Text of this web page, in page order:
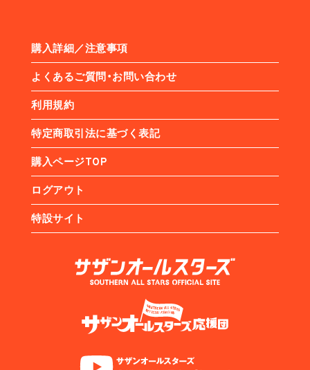
購入詳細／注意事項
よくあるご質問・お問い合わせ
利用規約
特定商取引法に基づく表記
購入ページTOP
ログアウト
特設サイト